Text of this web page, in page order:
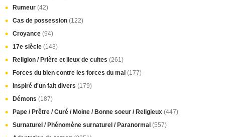
Rumeur (42)
Cas de possession (122)
Croyance (94)
17e siècle (143)
Religion / Prière et lieux de cultes (261)
Forces du bien contre les forces du mal (177)
Inspiré d'un fait divers (179)
Démons (187)
Pape / Prêtre / Curé / Moine / Bonne soeur / Religieux (447)
Surnaturel / Phénomène surnaturel / Paranormal (557)